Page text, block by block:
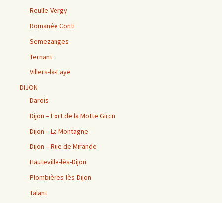
Reulle-Vergy
Romanée Conti
Semezanges
Ternant
Villers-la-Faye
DIJON
Darois
Dijon – Fort de la Motte Giron
Dijon – La Montagne
Dijon – Rue de Mirande
Hauteville-lès-Dijon
Plombières-lès-Dijon
Talant